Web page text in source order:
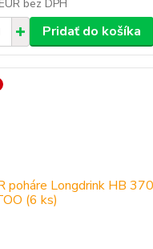
bez DPH
Pridať do košíka